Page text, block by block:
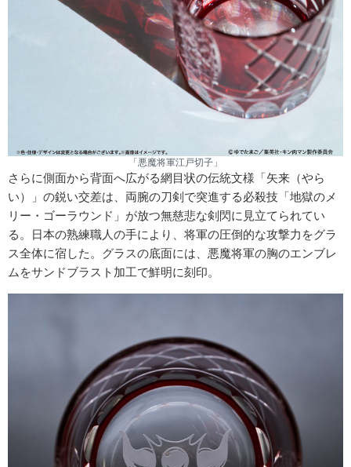
「悪魔将軍江戸切子」
さらに側面から背面へ広がる網目状の伝統文様「矢来（やら
い）」の鋭い交差は、両腕の刀剣で突進する必殺技「地獄のメ
リー・ゴーラウンド」が放つ無慈悲な剣閃に見立てられてい
る。日本の熟練職人の手により、将軍の圧倒的な攻撃力をグラ
ス全体に宿した。グラスの底面には、悪魔将軍の胸のエンブレ
ムをサンドブラスト加工で鮮明に刻印。